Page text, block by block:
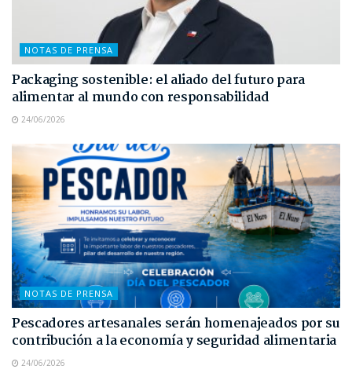
NOTAS DE PRENSA
Packaging sostenible: el aliado del futuro para
alimentar al mundo con responsabilidad
24/06/2026
NOTAS DE PRENSA
Pescadores artesanales serán homenajeados por su
contribución a la economía y seguridad alimentaria
24/06/2026